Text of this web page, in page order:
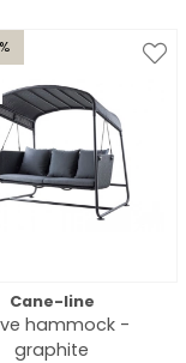
Cane-line
hammock -
graphite